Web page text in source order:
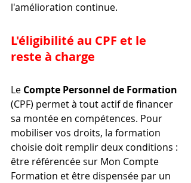
l'amélioration continue.
L'éligibilité au CPF et le
reste à charge
Le Compte Personnel de Formation
(CPF) permet à tout actif de financer
sa montée en compétences. Pour
mobiliser vos droits, la formation
choisie doit remplir deux conditions :
être référencée sur Mon Compte
Formation et être dispensée par un